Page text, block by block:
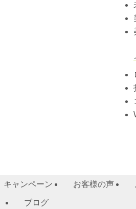
キャンペーン お客様の声
ブログ